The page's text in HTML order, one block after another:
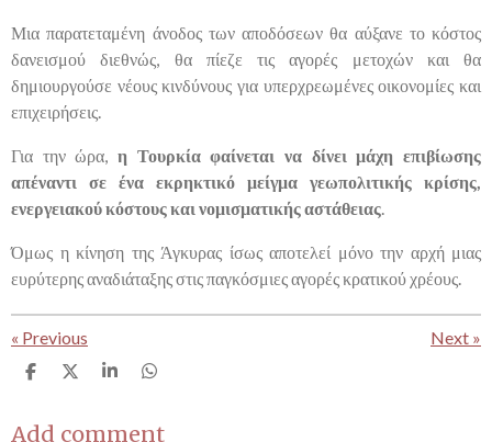
Μια παρατεταμένη άνοδος των αποδόσεων θα αύξανε το κόστος
δανεισμού διεθνώς, θα πίεζε τις αγορές μετοχών και θα
δημιουργούσε νέους κινδύνους για υπερχρεωμένες οικονομίες και
επιχειρήσεις.
Για την ώρα,
η Τουρκία φαίνεται να δίνει μάχη επιβίωσης
απέναντι σε ένα εκρηκτικό μείγμα γεωπολιτικής κρίσης,
ενεργειακού κόστους και νομισματικής αστάθειας
Όμως η κίνηση της Άγκυρας ίσως αποτελεί μόνο την αρχή μιας
ευρύτερης αναδιάταξης στις παγκόσμιες αγορές κρατικού χρέους.
« Previous Next »
S
r
S
r
S
r
S
r
Add comment